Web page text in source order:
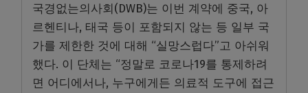
국경없는의사회(DWB)는 이번 계약에 중국, 아
르헨티나, 태국 등이 포함되지 않는 등 일부 국
가를 제한한 것에 대해 “실망스럽다”고 아쉬워
했다. 이 단체는 “정말로 코로나19를 통제하려
면 어디에서나, 누구에게든 의료적 도구에 접근